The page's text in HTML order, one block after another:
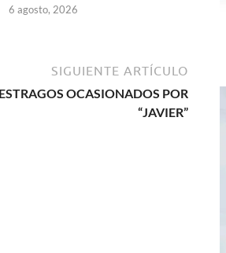
6 agosto, 2026
SIGUIENTE ARTÍCULO
OCASIONADOS POR
“JAVIER”